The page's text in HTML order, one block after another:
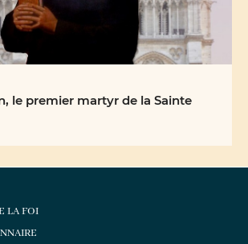
le premier martyr de la Sainte
LA FOI